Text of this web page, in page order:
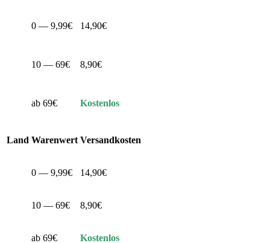
0 — 9,99€ 14,90€
10 — 69€ 8,90€
ab 69€ Kostenlos
Land Warenwert Versandkosten
0 — 9,99€ 14,90€
10 — 69€ 8,90€
ab 69€ Kostenlos